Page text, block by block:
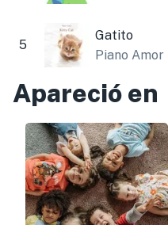
5
Gatito
Piano Amor
Apareció en